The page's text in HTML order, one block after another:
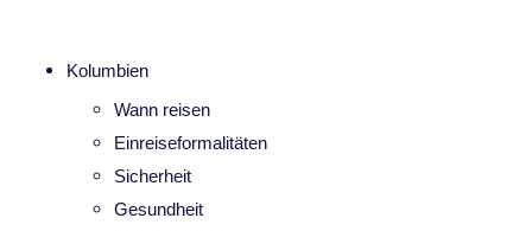
Kolumbien
Wann reisen
Einreiseformalitäten
Sicherheit
Gesundheit